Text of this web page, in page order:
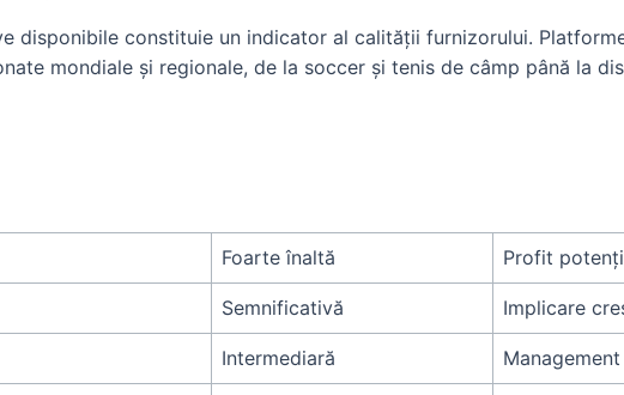
disponibile constituie un indicator al calității furnizorului.
mondiale și regionale, de la soccer și tenis de câmp până la
Foarte înaltă Profit
Semnificativă Implicare
Intermediară